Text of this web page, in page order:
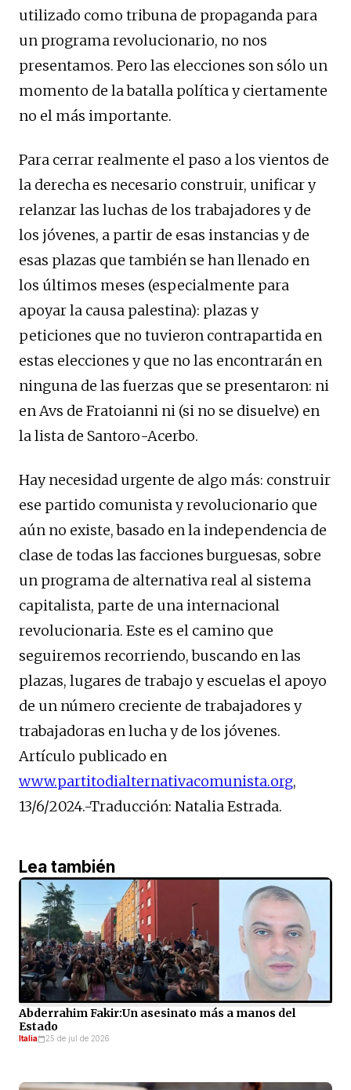
utilizado como tribuna de propaganda para
un programa revolucionario, no nos
presentamos. Pero las elecciones son sólo un
momento de la batalla política y ciertamente
no el más importante.
Para cerrar realmente el paso a los vientos de
la derecha es necesario construir, unificar y
relanzar las luchas de los trabajadores y de
los jóvenes, a partir de esas instancias y de
esas plazas que también se han llenado en
los últimos meses (especialmente para
apoyar la causa palestina): plazas y
peticiones que no tuvieron contrapartida en
estas elecciones y que no las encontrarán en
ninguna de las fuerzas que se presentaron: ni
en Avs de Fratoianni ni (si no se disuelve) en
la lista de Santoro-Acerbo.
Hay necesidad urgente de algo más: construir
ese partido comunista y revolucionario que
aún no existe, basado en la independencia de
clase de todas las facciones burguesas, sobre
un programa de alternativa real al sistema
capitalista, parte de una internacional
revolucionaria. Este es el camino que
seguiremos recorriendo, buscando en las
plazas, lugares de trabajo y escuelas el apoyo
de un número creciente de trabajadores y
trabajadoras en lucha y de los jóvenes.
Artículo publicado en
www.partitodialternativacomunista.org,
13/6/2024.-Traducción: Natalia Estrada.
Lea también
Abderrahim Fakir:Un asesinato más a manos del
Estado
Italia 25 de jul de 2026